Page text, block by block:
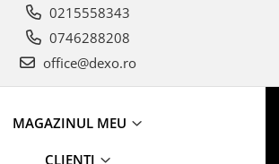
0215558343
0746288208
office@dexo.ro
MAGAZINUL MEU
CLIENTI